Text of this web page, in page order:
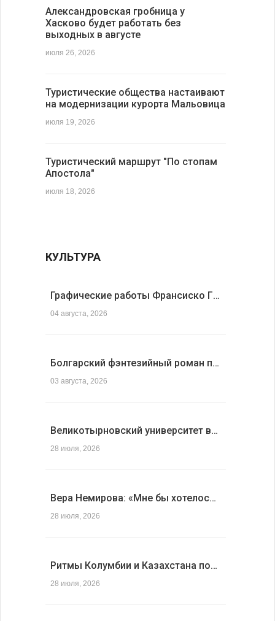
Александровская гробница у
Хасково будет работать без
выходных в августе
июля 26, 2026
Туристические общества настаивают
на модернизации курорта Мальовица
июля 19, 2026
Туристический маршрут "По стопам
Апостола"
июля 18, 2026
КУЛЬТУРА
Графические работы Франсиско Г…
04 августа, 2026
Болгарский фэнтезийный роман п…
03 августа, 2026
Великотырновский университет в…
28 июля, 2026
Вера Немирова: «Мне бы хотелос…
28 июля, 2026
Ритмы Колумбии и Казахстана по…
28 июля, 2026